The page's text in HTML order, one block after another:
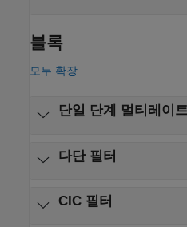
블록
모두 확장
단일 단계 멀티레이
다단 필터
CIC 필터